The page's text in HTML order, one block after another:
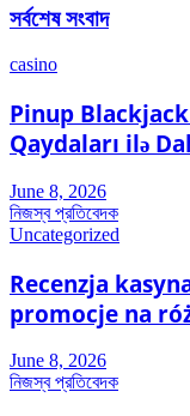
সর্বশেষ সংবাদ
casino
Pinup
Qaydaları ilə
June 8, 2026
নিজস্ব প্রতিবেদক
Uncategorized
Recenzja
promocje na
June 8, 2026
নিজস্ব প্রতিবেদক